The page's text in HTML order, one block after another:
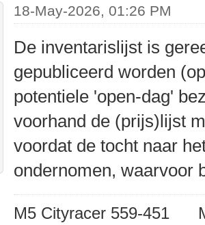
18-May-2026, 01:26 PM
De inventarislijst is
gepubliceerd worden
potentiele 'open-dag'
voorhand de (prijs)lijst
voordat de tocht naar
ondernomen, waarvoor
M5 Cityracer 559-451